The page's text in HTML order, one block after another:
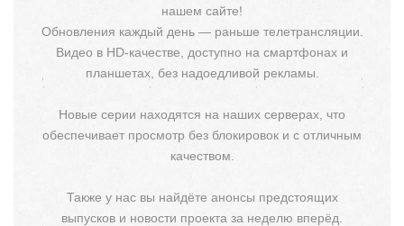
нашем сайте!
Обновления каждый день — раньше телетрансляции.
Видео в HD-качестве, доступно на смартфонах и
планшетах, без надоедливой рекламы.
Новые серии находятся на наших серверах, что
обеспечивает просмотр без блокировок и с отличным
качеством.
Также у нас вы найдёте анонсы предстоящих
выпусков и новости проекта за неделю вперёд.